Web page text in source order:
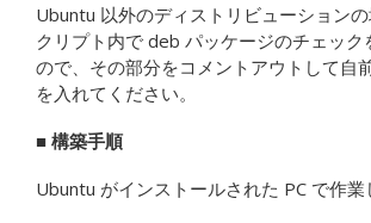
Ubuntu 以外のディストリビューション
クリプト内で deb パッケージのチェック
ので、その部分をコメントアウトして自
を入れてください。
■ 構築手順
Ubuntu がインストールされた PC で作業